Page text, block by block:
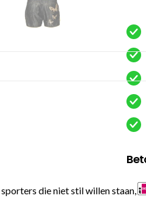
Gold
die niet stil willen staan,